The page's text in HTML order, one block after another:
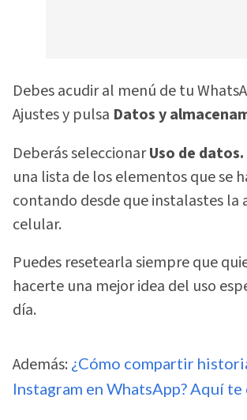
Debes acudir al menú de tu
Ajustes y pulsa Datos y
Deberás seleccionarUso de datos.
una lista de los elementos que se
contando desde que instalastes la
celular.
Puedes resetearla siempre que
hacerte una mejor idea del uso
día.
Además: ¿Cómo compartir
Instagram en WhatsApp? Aquí